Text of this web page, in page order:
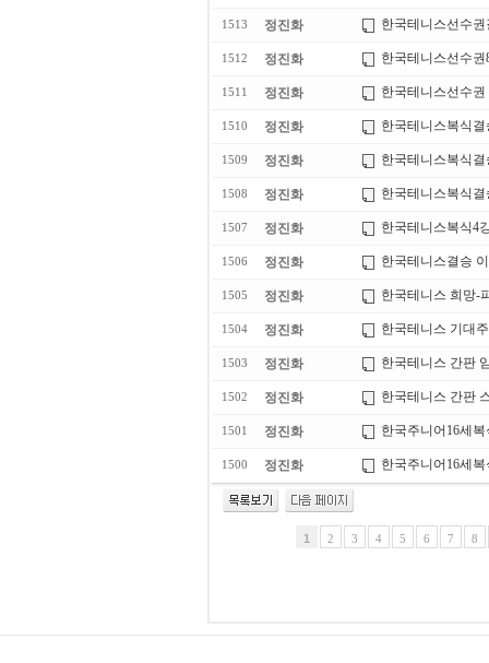
1513 정진화 한국테니스선수
1512 정진화 한국테니스선수
1511 정진화 한국테니스선수
1510 정진화 한국테니스복식
1509 정진화 한국테니스복식
1508 정진화 한국테니스복식
1507 정진화 한국테니스복식4
1506 정진화 한국테니스결승
1505 정진화 한국테니스 희망-
1504 정진화 한국테니스 기대
1503 정진화 한국테니스 간판
1502 정진화 한국테니스 간판
1501 정진화 한국주니어16세
1500 정진화 한국주니어16세복
1 2 3 4 5 6 7 8